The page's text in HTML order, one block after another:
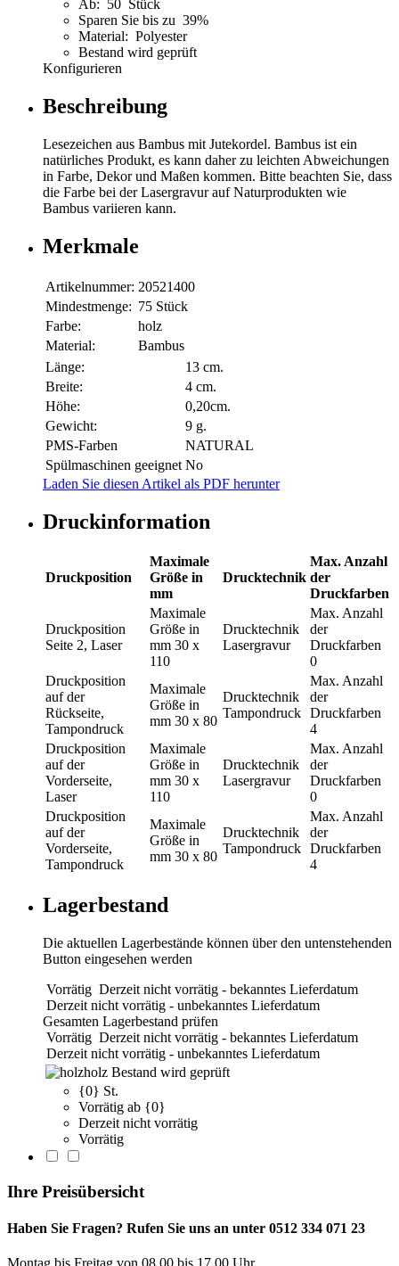
Ab: 50 Stück
Sparen Sie bis zu 39%
Material: Polyester
Bestand wird geprüft
Konfigurieren
Beschreibung
Lesezeichen aus Bambus mit Jutekordel. Bambus ist ein
natürliches Produkt, es kann daher zu leichten Abweichungen
in Farbe, Dekor und Maßen kommen. Bitte beachten Sie, dass
die Farbe bei der Lasergravur auf Naturprodukten wie
Bambus variieren kann.
Merkmale
Artikelnummer: 20521400
Mindestmenge: 75 Stück
Farbe:
holz
Material:
Bambus
Länge:
13 cm.
Breite:
4 cm.
Höhe:
0,20cm.
Gewicht:
9 g.
PMS-Farben
NATURAL
Spülmaschinen geeignet No
Laden Sie diesen Artikel als PDF herunter
Druckinformation
Druckposition
Maximale
Größe in
mm
Drucktechnik
Max. Anzahl
der
Druckfarben
Druckposition
Seite 2, Laser
Maximale
Größe in
mm 30 x
110
Drucktechnik
Lasergravur
Max. Anzahl
der
Druckfarben
0
Druckposition
auf der
Rückseite,
Tampondruck
Maximale
Größe in
mm 30 x 80
Drucktechnik
Tampondruck
Max. Anzahl
der
Druckfarben
4
Druckposition
auf der
Vorderseite,
Laser
Maximale
Größe in
mm 30 x
110
Drucktechnik
Lasergravur
Max. Anzahl
der
Druckfarben
0
Druckposition
auf der
Vorderseite,
Tampondruck
Maximale
Größe in
mm 30 x 80
Drucktechnik
Tampondruck
Max. Anzahl
der
Druckfarben
4
Lagerbestand
Die aktuellen Lagerbestände können über den untenstehenden
Button eingesehen werden
Vorrätig Derzeit nicht vorrätig - bekanntes Lieferdatum
Derzeit nicht vorrätig - unbekanntes Lieferdatum
Gesamten Lagerbestand prüfen
Vorrätig Derzeit nicht vorrätig - bekanntes Lieferdatum
Derzeit nicht vorrätig - unbekanntes Lieferdatum
holz Bestand wird geprüft
{0} St.
Vorrätig ab {0}
Derzeit nicht vorrätig
Vorrätig
Ihre Preisübersicht
Haben Sie Fragen? Rufen Sie uns an unter 0512 334 071 23